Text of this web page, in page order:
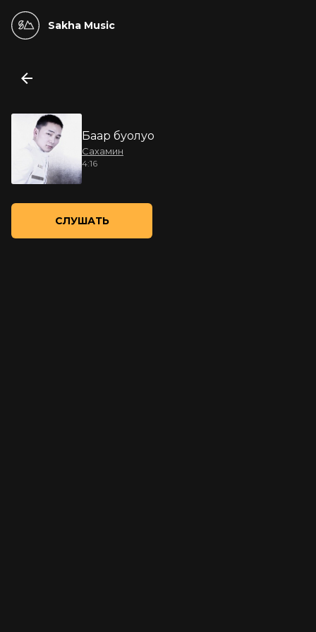
Sakha Music
Баар буолуо
Сахамин
4:16
СЛУШАТЬ